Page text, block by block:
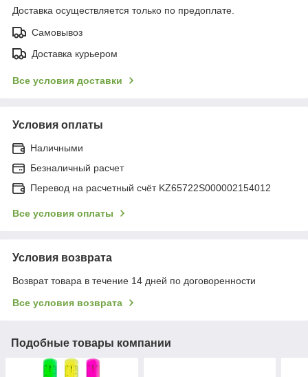
Доставка осуществляется только по предоплате.
Самовывоз
Доставка курьером
Все условия доставки
Условия оплаты
Наличными
Безналичный расчет
Перевод на расчетный счёт KZ65722S000002154012
Все условия оплаты
Условия возврата
Возврат товара в течение 14 дней по договоренности
Все условия возврата
Подобные товары компании